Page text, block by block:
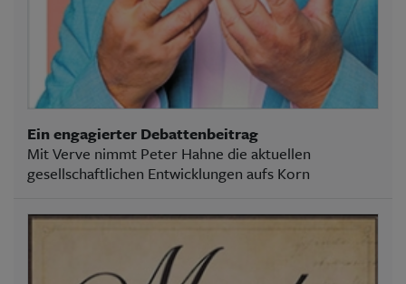
Ein engagierter Debattenbeitrag
Mit Verve nimmt Peter Hahne die aktuellen
gesellschaftlichen Entwicklungen aufs Korn